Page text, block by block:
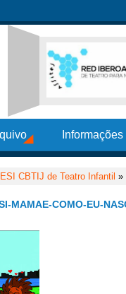
CBTIJ de Teatro Infantil »
MAMAE-COMO-EU-